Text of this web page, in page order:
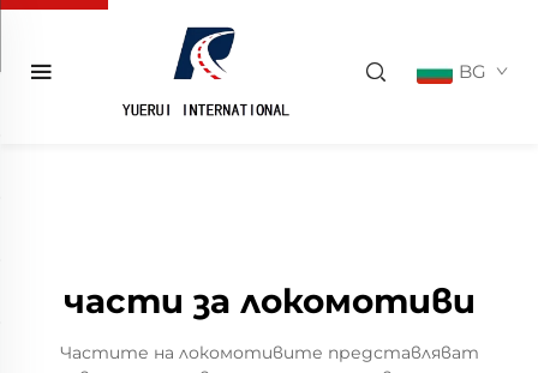
BG
части за локомотиви
Частите на локомотивите представляват